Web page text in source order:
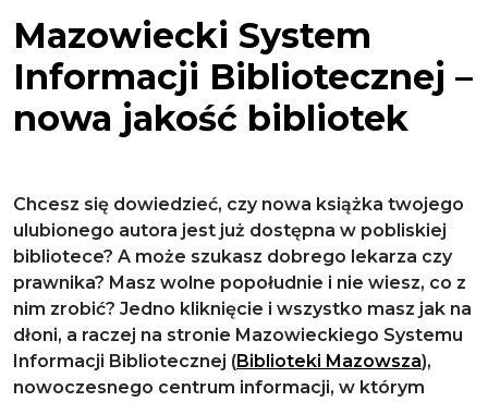
Mazowiecki System
Informacji Bibliotecznej –
nowa jakość bibliotek
Chcesz się dowiedzieć, czy nowa książka twojego
ulubionego autora jest już dostępna w pobliskiej
bibliotece? A może szukasz dobrego lekarza czy
prawnika? Masz wolne popołudnie i nie wiesz, co z
nim zrobić? Jedno kliknięcie i wszystko masz jak na
dłoni, a raczej na stronie Mazowieckiego Systemu
Informacji Bibliotecznej (Biblioteki Mazowsza),
nowoczesnego centrum informacji, w którym